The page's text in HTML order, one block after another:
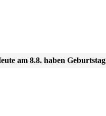
am 8.8. haben Geburtstag